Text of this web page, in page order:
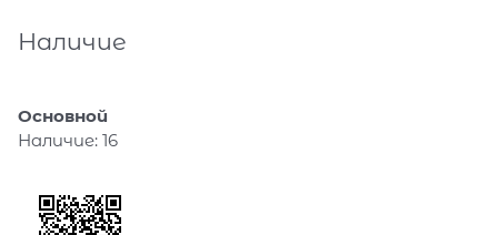
Наличие
Основной
Наличие: 16